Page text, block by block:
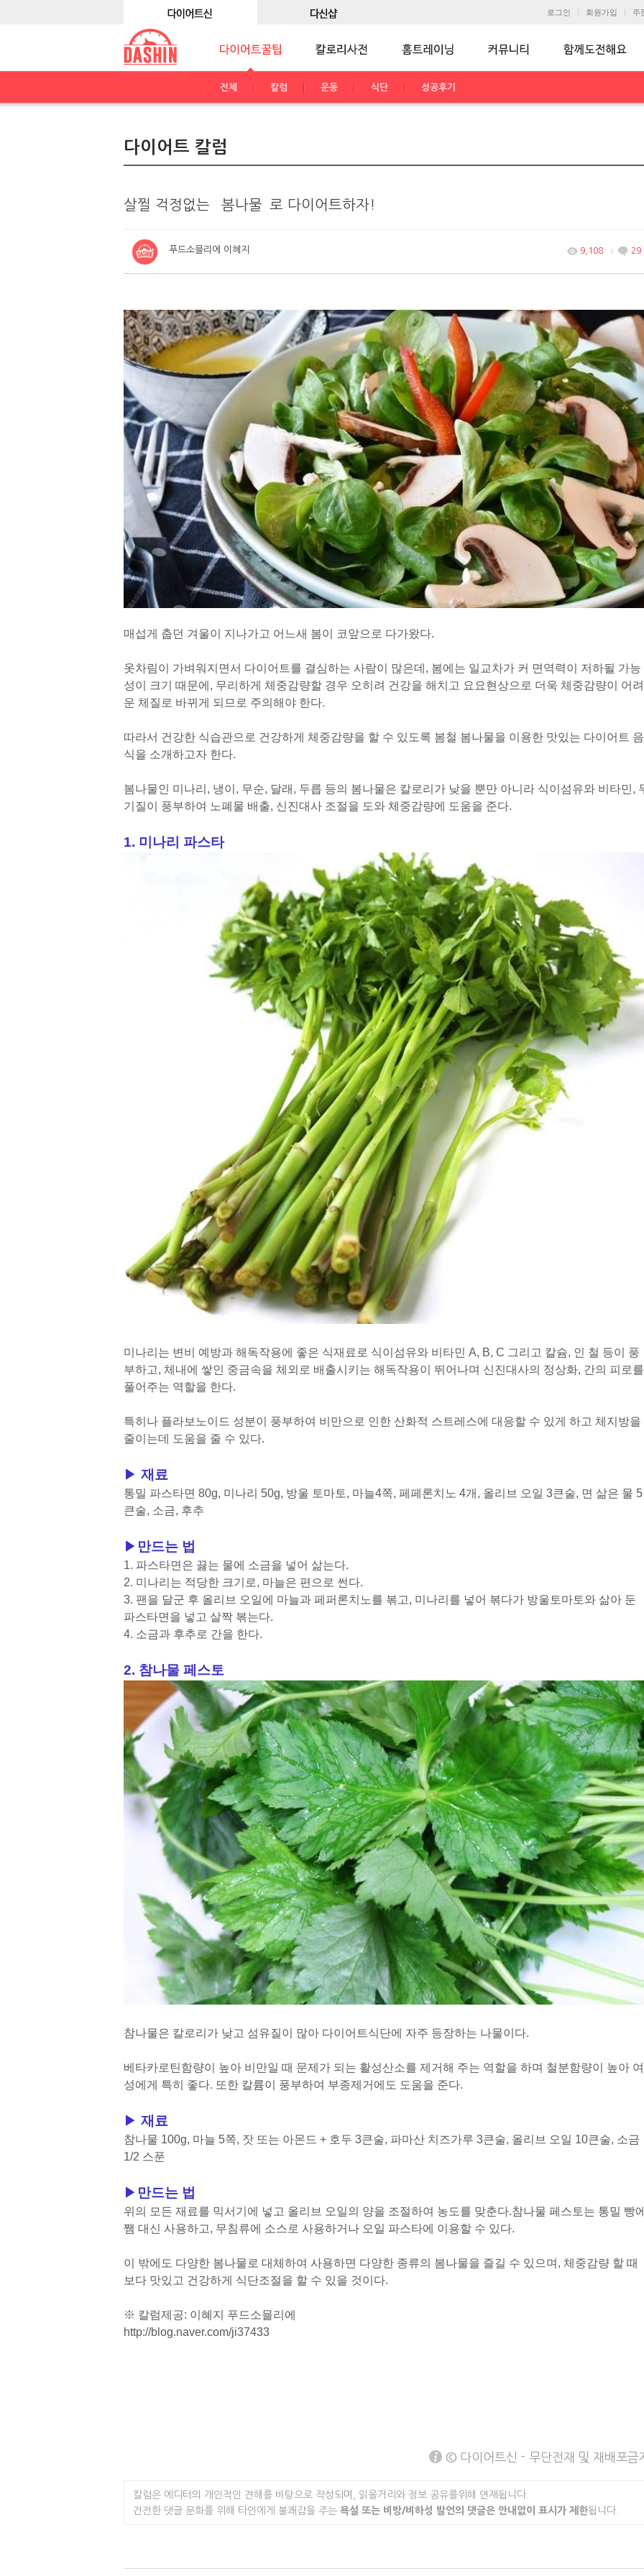
로그인 회원가입 주
전체 칼럼 운동 식단 성공후기
다이어트 칼럼
살찔 걱정없는 `봄나물`로 다이어트하자!
푸드소믈리에 이혜지 9,108 29
매섭게 춥던 겨울이 지나가고 어느새 봄이 코앞으로 다가왔다.
옷차림이 가벼워지면서 다이어트를 결심하는 사람이 많은데, 봄에는 일교차가 커 면역력이 저하될 가능
성이 크기 때문에, 무리하게 체중감량할 경우 오히려 건강을 해치고 요요현상으로 더욱 체중감량이 어려
운 체질로 바뀌게 되므로 주의해야 한다.
따라서 건강한 식습관으로 건강하게 체중감량을 할 수 있도록 봄철 봄나물을 이용한 맛있는 다이어트 음
식을 소개하고자 한다.
봄나물인 미나리, 냉이, 무순, 달래, 두릅 등의 봄나물은 칼로리가 낮을 뿐만 아니라 식이섬유와 비타민,
기질이 풍부하여 노폐물 배출, 신진대사 조절을 도와 체중감량에 도움을 준다.
1. 미나리 파스타
미나리는 변비 예방과 해독작용에 좋은 식재료로 식이섬유와 비타민 A, B, C 그리고 칼슘, 인 철 등이 풍
부하고, 체내에 쌓인 중금속을 체외로 배출시키는 해독작용이 뛰어나며 신진대사의 정상화, 간의 피로를
풀어주는 역할을 한다.
특히나 플라보노이드 성분이 풍부하여 비만으로 인한 산화적 스트레스에 대응할 수 있게 하고 체지방을
줄이는데 도움을 줄 수 있다.
▶ 재료
통밀 파스타면 80g, 미나리 50g, 방울 토마토, 마늘4쪽, 페페론치노 4개, 올리브 오일 3큰술, 면 삶은 물 5
큰술, 소금, 후추
▶ 만드는 법
1. 파스타면은 끓는 물에 소금을 넣어 삶는다.
2. 미나리는 적당한 크기로, 마늘은 편으로 썬다.
3. 팬을 달군 후 올리브 오일에 마늘과 페퍼론치노를 볶고, 미나리를 넣어 볶다가 방울토마토와 삶아 둔
파스타면을 넣고 살짝 볶는다.
4. 소금과 후추로 간을 한다.
2. 참나물 페스토
참나물은 칼로리가 낮고 섬유질이 많아 다이어트식단에 자주 등장하는 나물이다.
베타카로틴함량이 높아 비만일 때 문제가 되는 활성산소를 제거해 주는 역할을 하며 철분함량이 높아 여
성에게 특히 좋다. 또한 칼륨이 풍부하여 부종제거에도 도움을 준다.
▶ 재료
참나물 100g, 마늘 5쪽, 잣 또는 아몬드 + 호두 3큰술, 파마산 치즈가루 3큰술, 올리브 오일 10큰술, 소금
1/2 스푼
▶ 만드는 법
위의 모든 재료를 믹서기에 넣고 올리브 오일의 양을 조절하여 농도를 맞춘다.참나물 페스토는 통밀 빵
쨈 대신 사용하고, 무침류에 소스로 사용하거나 오일 파스타에 이용할 수 있다.
이 밖에도 다양한 봄나물로 대체하여 사용하면 다양한 종류의 봄나물을 즐길 수 있으며, 체중감량 할 때
보다 맛있고 건강하게 식단조절을 할 수 있을 것이다.
※ 칼럼제공: 이혜지 푸드소믈리에
http://blog.naver.com/ji37433
© 다이어트신 - 무단전재 및 재배포금
칼럼은 에디터의 개인적인 견해를 바탕으로 작성되며, 읽을거리와 정보 공유를위해 연재됩니다.
건전한 댓글 문화를 위해 타인에게 불쾌감을 주는 욕설 또는 비방/비하성 발언의 댓글은 안내없이 표시가 제한됩니다.